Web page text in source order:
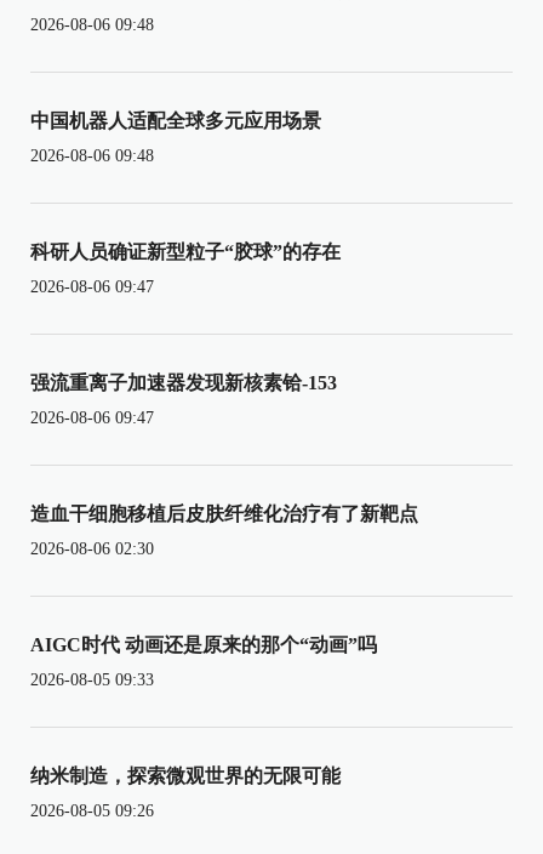
2026-08-06 09:48
中国机器人适配全球多元应用场景
2026-08-06 09:48
科研人员确证新型粒子“胶球”的存在
2026-08-06 09:47
强流重离子加速器发现新核素铪-153
2026-08-06 09:47
造血干细胞移植后皮肤纤维化治疗有了新靶点
2026-08-06 02:30
AIGC时代 动画还是原来的那个“动画”吗
2026-08-05 09:33
纳米制造，探索微观世界的无限可能
2026-08-05 09:26